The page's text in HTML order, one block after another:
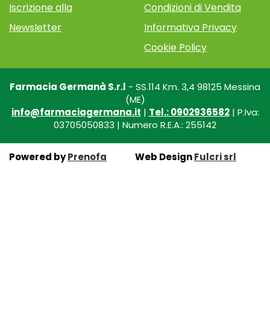
Iscrizione alla
Newsletter
Condizioni di Vendita
Informativa Privacy
Cookie Policy
Farmacia Germanà S.r.l - SS.114 Km. 3,4 98125 Messina
(ME)
info@farmaciagermana.it | Tel.: 0902936582| P.Iva:
03705050833 | Numero R.E.A.: 255142
Powered byPrenofa Web DesignFulcri srl